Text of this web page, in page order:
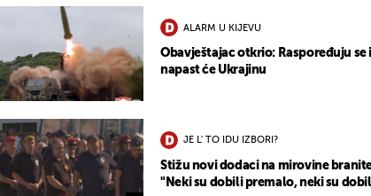
ALARM U KIJEVU
Obavještajac otkrio: Raspoređuju se
napast će Ukrajinu
JE L' TO IDU IZBORI?
Stižu novi dodaci na mirovine
"Neki su dobili premalo, neki su